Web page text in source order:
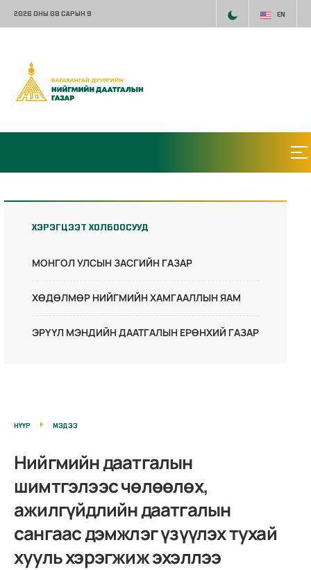
2026 ОНЫ 08 САРЫН 9 EN
ХЭРЭГЦЭЭТ ХОЛБООСУУД
МОНГОЛ УЛСЫН ЗАСГИЙН ГАЗАР
ХӨДӨЛМӨР НИЙГМИЙН ХАМГААЛЛЫН ЯАМ
ЭРҮҮЛ МЭНДИЙН ДААТГАЛЫН ЕРӨНХИЙ ГАЗАР
НҮҮР МЭДЭЭ
Нийгмийн даатгалын
шимтгэлээс чөлөөлөх,
ажилгүйдлийн даатгалын
сангаас дэмжлэг үзүүлэх тухай
хууль хэрэгжиж эхэллээ